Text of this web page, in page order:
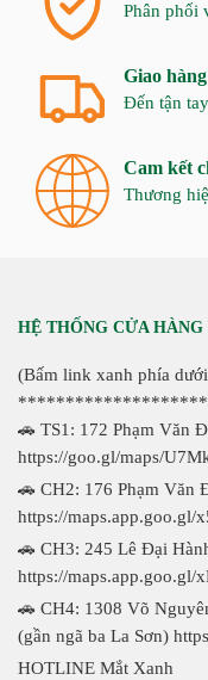
Phân phối
Giao
Đến tận
Cam kết
Thương
HỆ THỐNG CỬA
(Bấm link xanh phía
🚗 TS1: 172 Phạm Văn
https://goo.gl/maps/
🚗 CH2: 176 Phạm Văn
https://
🚗 CH3: 245 Lê Đại
https://maps.app.goo.gl/
🚗 CH4: 1308 Võ
(gần ngã ba La Sơn)
HOTLINE Mắt Xanh